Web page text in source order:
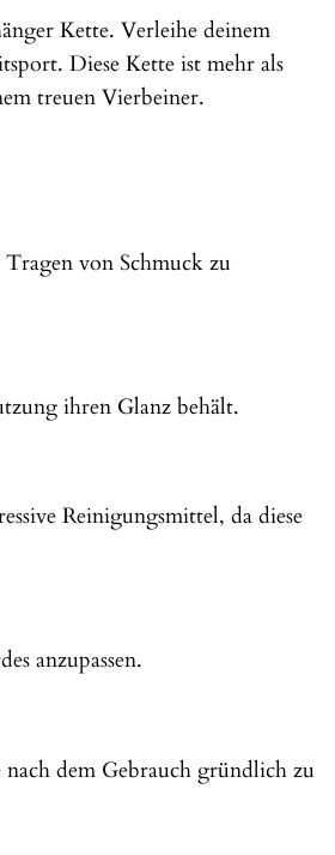
Kette. Verleihe deinem
Diese Kette ist mehr als
treuen Vierbeiner.
von Schmuck zu
ihren Glanz behält.
Reinigungsmittel, da diese
anzupassen.
dem Gebrauch gründlich zu